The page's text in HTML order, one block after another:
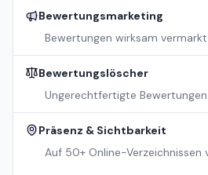
Bewertungsmarketing
Bewertungen wirksam
Bewertungslöscher
Ungerechtfertigte
Präsenz & Sichtbarkeit
Auf 50+ Online-Verzeichnissen